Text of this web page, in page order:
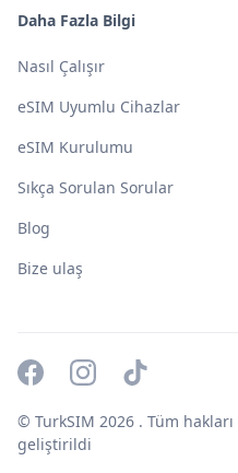
Daha Fazla Bilgi
Nasıl Çalışır
eSIM Uyumlu Cihazlar
eSIM Kurulumu
Sıkça Sorulan Sorular
Blog
Bize ulaş
© TurkSIM 2026 . Tüm
geliştirildi